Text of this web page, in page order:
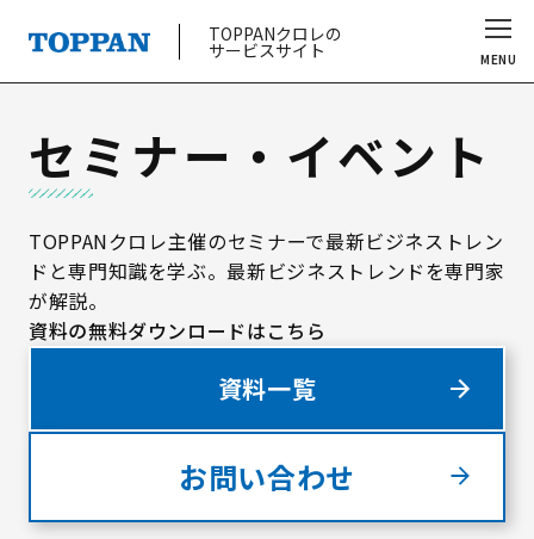
TOPPANクロレの
サービスサイト MENU
セミナー・イベント
TOPPANクロレ主催のセミナーで最新ビジネストレン
ドと専門知識を学ぶ。最新ビジネストレンドを専門家
が解説。
資料の無料ダウンロードはこちら
資料一覧
お問い合わせ